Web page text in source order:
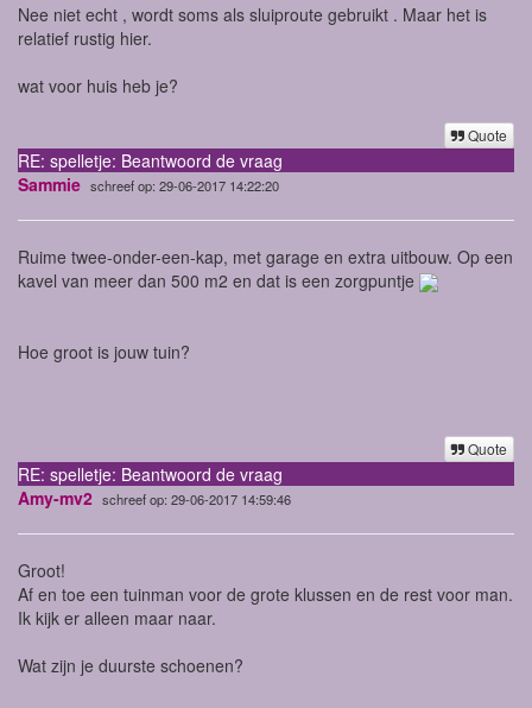
Nee niet echt , wordt soms als sluiproute gebruikt . Maar het is
relatief rustig hier.
wat voor huis heb je?
Quote
RE: spelletje: Beantwoord de vraag
Sammie schreef op: 29-06-2017 14:22:20
Ruime twee-onder-een-kap, met garage en extra uitbouw. Op een
kavel van meer dan 500 m2 en dat is een zorgpuntje
Hoe groot is jouw tuin?
Quote
RE: spelletje: Beantwoord de vraag
Amy-mv2 schreef op: 29-06-2017 14:59:46
Groot!
Af en toe een tuinman voor de grote klussen en de rest voor man.
Ik kijk er alleen maar naar.
Wat zijn je duurste schoenen?